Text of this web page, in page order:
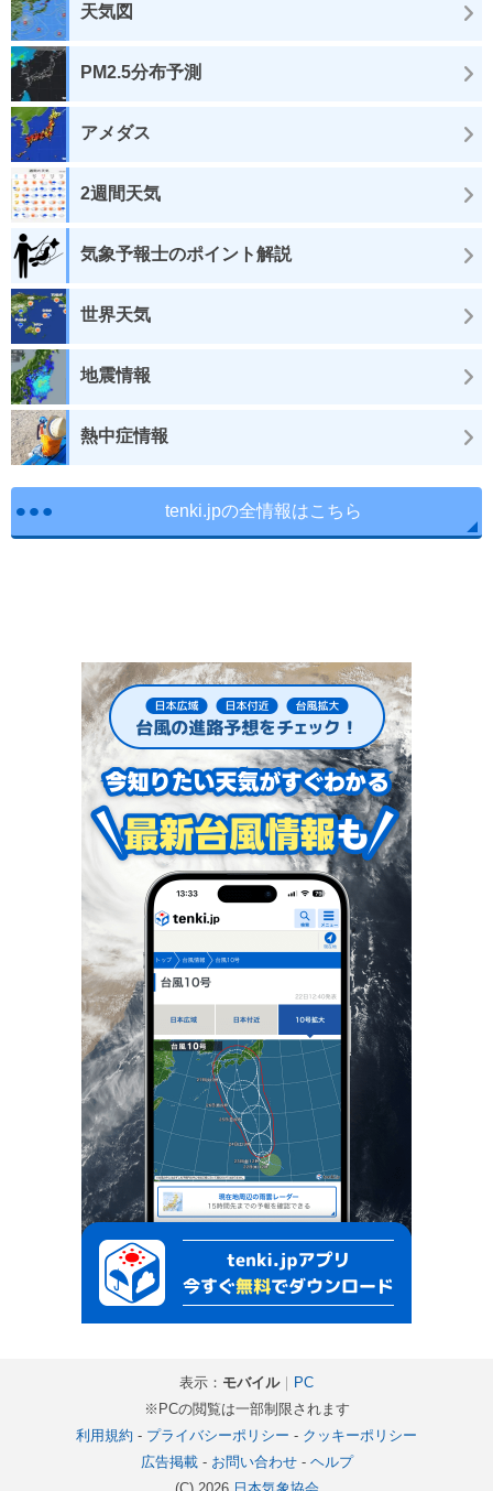
天気図
PM2.5分布予測
アメダス
2週間天気
気象予報士のポイント解説
世界天気
地震情報
熱中症情報
tenki.jpの全情報はこちら
表示： モバイル｜ PC
※PCの閲覧は一部制限されます
利用規約 - プライバシーポリシー - クッキーポリシー
広告掲載- お問い合わせ- ヘルプ